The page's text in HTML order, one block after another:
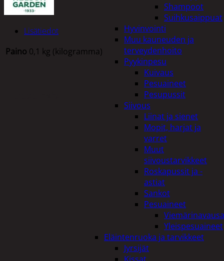
Shampoot
Suihkusaippuat
Hyvinvointi
Muu kauneuden ja
terveydenhoito
Pyykinpesu
Kuivaus
Pesuaineet
Pesupussit
Siivous
Liinat ja sienet
Mopit, harjat ja
varret
Muut
siivoustarvikkeet
Roskapussit ja -
astiat
Sankot
Pesuaineet
Yleispesuaineet
Eläintenruoka ja tarvikkeet
Jyrsijät
Lisätiedot
Paino 0,1 kg (kilogramma)